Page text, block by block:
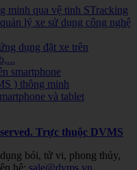
minh qua vệ tinh STracking
lý xe sử dụng công nghệ
dụng đặt xe trên
smartphone
) thông minh
và tablet
Trực thuộc DVMS
bói, tử vi, phong thủy,